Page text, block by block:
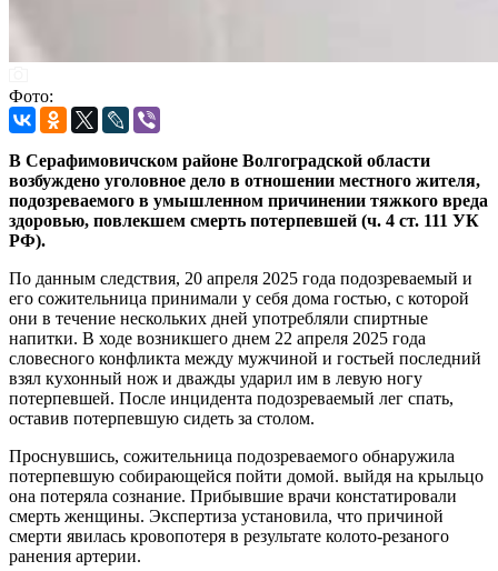
Фото:
В Серафимовичском районе Волгоградской области
возбуждено уголовное дело в отношении местного жителя,
подозреваемого в умышленном причинении тяжкого вреда
здоровью, повлекшем смерть потерпевшей (ч. 4 ст. 111 УК
РФ).
По данным следствия, 20 апреля 2025 года подозреваемый и
его сожительница принимали у себя дома гостью, с которой
они в течение нескольких дней употребляли спиртные
напитки. В ходе возникшего днем 22 апреля 2025 года
словесного конфликта между мужчиной и гостьей последний
взял кухонный нож и дважды ударил им в левую ногу
потерпевшей. После инцидента подозреваемый лег спать,
оставив потерпевшую сидеть за столом.
Проснувшись, сожительница подозреваемого обнаружила
потерпевшую собирающейся пойти домой. выйдя на крыльцо
она потеряла сознание. Прибывшие врачи констатировали
смерть женщины. Экспертиза установила, что причиной
смерти явилась кровопотеря в результате колото-резаного
ранения артерии.